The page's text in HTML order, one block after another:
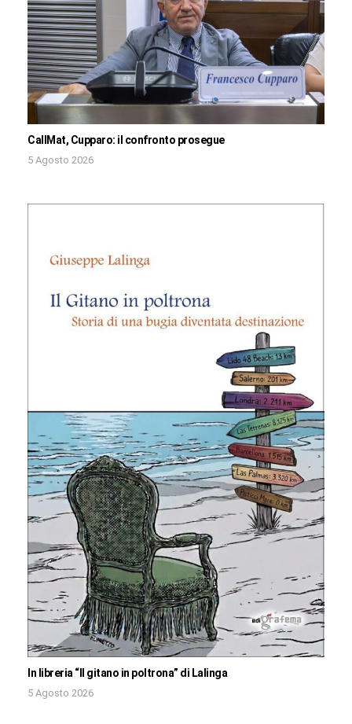
CallMat, Cupparo: il confronto prosegue
5 Agosto 2026
In libreria “Il gitano in poltrona” di Lalinga
5 Agosto 2026